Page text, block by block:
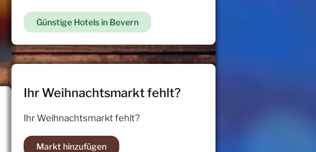
Günstige Hotels in Bevern
Ihr Weihnachtsmarkt fehlt?
Ihr Weihnachtsmarkt fehlt?
Markt hinzufügen